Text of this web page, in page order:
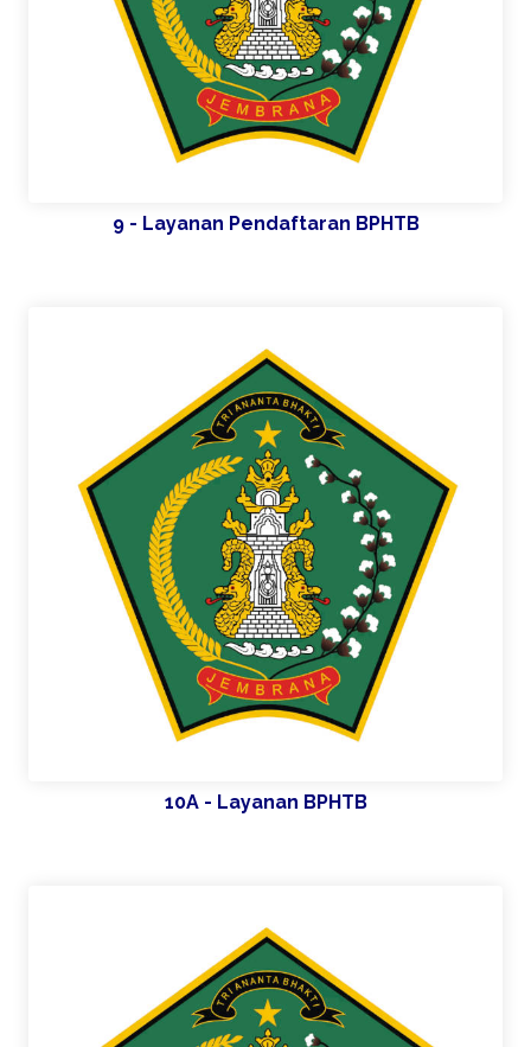
9 - Layanan Pendaftaran BPHTB
10A - Layanan BPHTB